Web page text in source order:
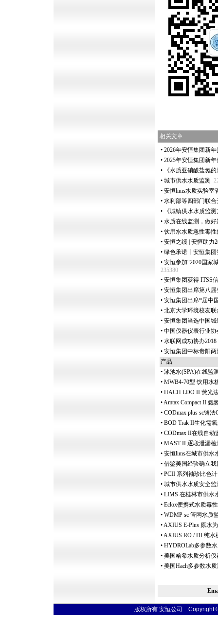
相关文章
• 2026年安恒集团新
• 2025年安恒集团新
•
《水质亚硝酸盐氮
• 城市供水水质监测
• 安恒lims水质实验室
• 水利部等四部门联
•
《城镇供水水质监
• 水质在线监测，做
• 饮用水水质急性毒
• 安恒之绩 | 安恒助力
• 绿色承诺丨安恒集
• 安恒参加“2020国家
235380
• 安恒集团获得 ITSS
• 安恒集团出席第八
• 安恒集团出席*届中
• 北京大学环境校友
• 安恒集团当选中国
• 中国仪器仪表行业协
• 水联网成功协办
• 安恒集团中标贵阳两
产品
• 泳池水(SPA)在线监
• MWB4-70型 饮用水
• HACH LDO II 荧光
•Amtax Compact II 氨
• CODmax plus sc铬
• BOD Trak II生化需
• CODmax II在线自动
• MAST II 逐段泄漏检
• 安恒lims在城市供水
• 借鉴美国经验确立
• PCII 系列袖珍比色计
• 城市供水水质安全
• LIMS 在桂林市供水
• Eclox便携式水质毒
• WDMP sc 管网水质
•AXIUS E-Plus 原水
•AXIUS RO / DI 纯水
• HYDROLab多参数
• 美国哈希水质分析
• 美国Hach多参数水
版权所有 安恒公司 Copyright